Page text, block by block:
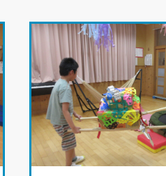
法人本部
法人本部